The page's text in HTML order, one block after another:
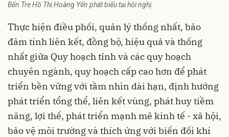
Bến Tre Hồ Thị Hoàng Yến phát biểu tại hội nghị.
Thực hiện điều phối, quản lý thống nhất, bảo
đảm tính liên kết, đồng bộ, hiệu quả và thống
nhất giữa Quy hoạch tỉnh và các quy hoạch
chuyên ngành, quy hoạch cấp cao hơn để phát
triển bền vững với tầm nhìn dài hạn, định hướng
phát triển tổng thể, liên kết vùng, phát huy tiềm
năng, lợi thế, phát triển mạnh mẽ kinh tế - xã hội,
bảo vệ môi trường và thích ứng với biến đối khí